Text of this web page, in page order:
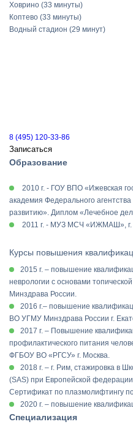
Ховрино (33 минуты)
Коптево (33 минуты)
Водный стадион (29 минут)
8 (495) 120-33-86
Записаться
Образование
2010 г. - ГОУ ВПО «Ижевская
академия Федерального
развитию». Диплом «Лечебное
2011 г. - МУЗ МСЧ «ИЖМАШ», г.
Курсы повышения
2015 г. – повышение
неврологии с основами
Минздрава России.
2016 г.– повышение
ВО УГМУ Минздрава России г.
2017 г. – Повышение
профилактического питания
ФГБОУ ВО «РГСУ» г. Москва.
2018 г. – г. Рим, стажировка в
(SAS) при Европейской
Сертификат по плазмолифтингу
2020 г. – повышение
Специализация